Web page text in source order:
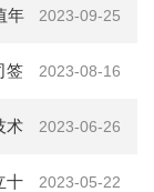
2023-09-25
年
2023-08-16
签
2023-06-26
术
2023-05-22
十